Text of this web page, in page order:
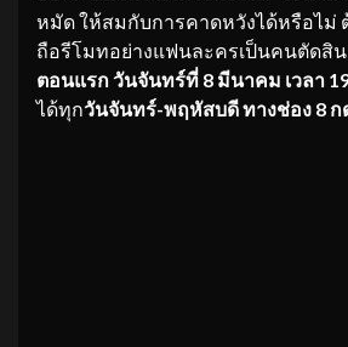
หมัด ให้สมกับการคาดหวังได้หรือไม่
ถือรีโมทอย่างแฟนละครเป็นคนตัดสิ
ตอนแรก วันจันทร์ที่ 8 มีนาคม เวลา
ได้ทุกวันจันทร์-พฤหัสบดี ทางช่อง 8 ก